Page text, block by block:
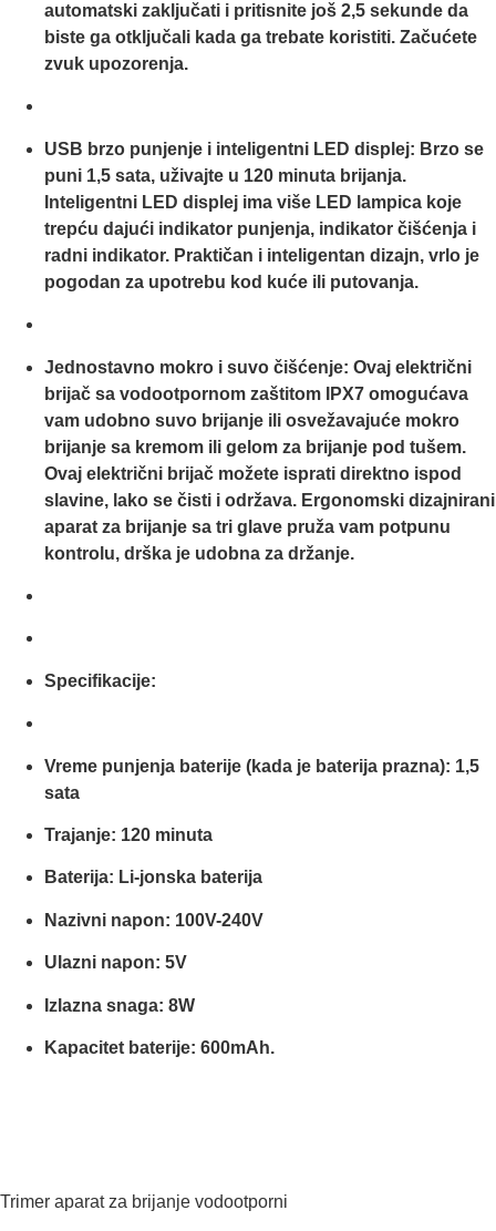
automatski zaključati i pritisnite još 2,5 sekunde da
biste ga otključali kada ga trebate koristiti. Začućete
zvuk upozorenja.
USB brzo punjenje i inteligentni LED displej: Brzo se
puni 1,5 sata, uživajte u 120 minuta brijanja.
Inteligentni LED displej ima više LED lampica koje
trepću dajući indikator punjenja, indikator čišćenja i
radni indikator. Praktičan i inteligentan dizajn, vrlo je
pogodan za upotrebu kod kuće ili putovanja.
Jednostavno mokro i suvo čišćenje: Ovaj električni
brijač sa vodootpornom zaštitom IPX7 omogućava
vam udobno suvo brijanje ili osvežavajuće mokro
brijanje sa kremom ili gelom za brijanje pod tušem.
Ovaj električni brijač možete isprati direktno ispod
slavine, lako se čisti i održava. Ergonomski dizajnirani
aparat za brijanje sa tri glave pruža vam potpunu
kontrolu, drška je udobna za držanje.
Specifikacije:
Vreme punjenja baterije (kada je baterija prazna): 1,5
sata
Trajanje: 120 minuta
Baterija: Li-jonska baterija
Nazivni napon: 100V-240V
Ulazni napon: 5V
Izlazna snaga: 8W
Kapacitet baterije: 600mAh.
Trimer aparat za brijanje vodootporni